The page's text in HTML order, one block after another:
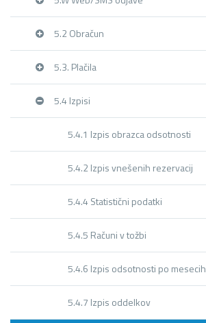
5.2 Obračun
5.3. Plačila
5.4 Izpisi
5.4.1 Izpis obrazca odsotnosti
5.4.2 Izpis vnešenih rezervacij
5.4.4 Statistični podatki
5.4.5 Računi v tožbi
5.4.6 Izpis odsotnosti po mesecih
5.4.7 Izpis oddelkov